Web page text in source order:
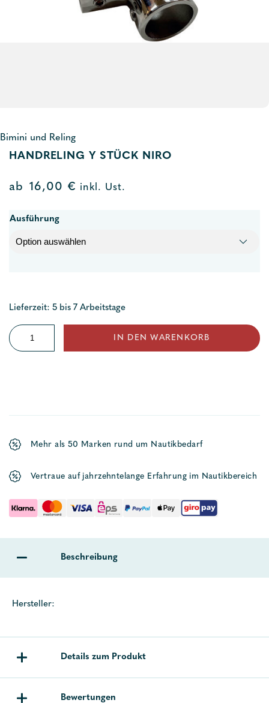
Bimini und Reling
HANDRELING Y STÜCK NIRO
ab 16,00 € inkl. Ust.
Ausführung
Lieferzeit: 5 bis 7 Arbeitstage
Handreling
Y
IN DEN WARENKORB
Mehr als 50 Marken rund um Nautikbedarf
Vertraue auf jahrzehntelange Erfahrung im Nautikbereich
Beschreibung
Hersteller:
Details zum Produkt
Bewertungen